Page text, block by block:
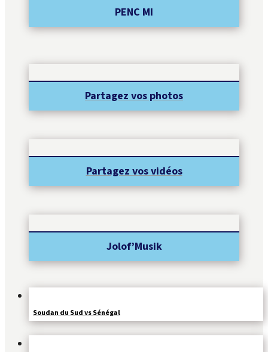
Soudan du Sud vs Sénégal
PENC MI
Partagez vos photos
Partagez vos vidéos
Jolof’Musik